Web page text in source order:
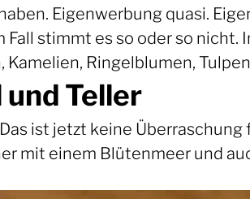
Eigenwerbung quasi.
stimmt es so oder so
Kamelien, Ringelblumen,
Teller
ist jetzt keine
mit einem Blütenmeer und